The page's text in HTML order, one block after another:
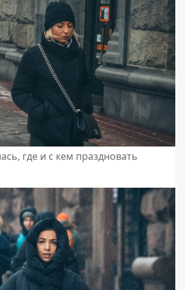
где и с кем праздновать